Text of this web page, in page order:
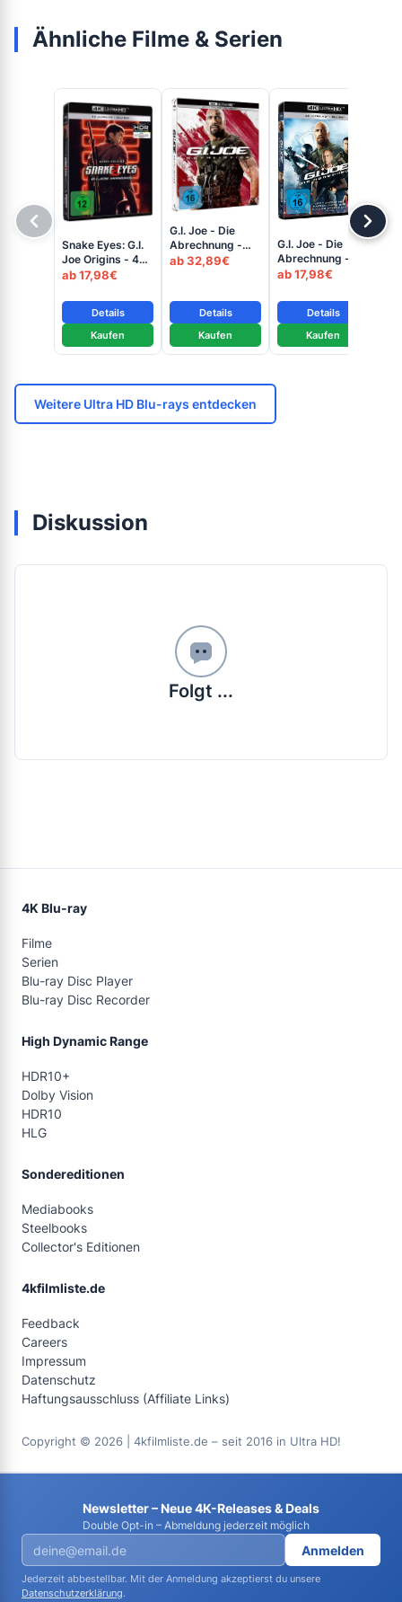
Ähnliche Filme & Serien
Snake Eyes: G.I.
Joe Origins - 4K
Blu-ray (UHD +
ab 17,98€
Details
Kaufen
G.I. Joe - Die
Abrechnung -
Extended Cut -
Disc)
ab 32,89€
Details
Kaufen
G.I. Joe - Die
Abrechnung -
Extended Cut -
+ Blu-ray Disc)
ab 17,98€
Details
Kaufen
Weitere Ultra HD Blu-rays entdecken
Diskussion
Folgt ...
4K Blu-ray
Filme
Serien
Blu-ray Disc Player
Blu-ray Disc Recorder
High Dynamic Range
HDR10+
Dolby Vision
HDR10
HLG
Sondereditionen
Mediabooks
Steelbooks
Collector's Editionen
4kfilmliste.de
Feedback
Careers
Impressum
Datenschutz
Haftungsausschluss (Affiliate Links)
Copyright © 2026 | 4kfilmliste.de – seit 2016 in Ultra HD!
Newsletter – Neue 4K-Releases & Deals
Double Opt-in – Abmeldung jederzeit möglich
Anmelden
Jederzeit abbestellbar. Mit der Anmeldung akzeptierst du unsere
Datenschutzerklärung.